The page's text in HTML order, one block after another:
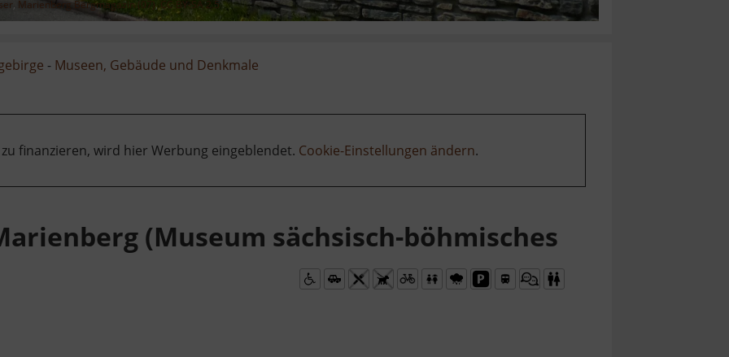
, Marienberg Bergmagazin (07) , CC BY-SA 2.5
- Museen, Gebäude und Denkmale
finanzieren, wird hier Werbung eingeblendet. Cookie-Einstellungen ändern.
(Museum sächsisch-böhmisches